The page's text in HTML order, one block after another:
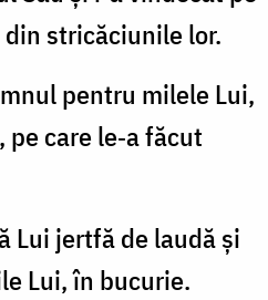
stricăciunile lor.
pentru milele Lui,
care le‑a făcut
Lui jertfă de laudă și
Lui, în bucurie.